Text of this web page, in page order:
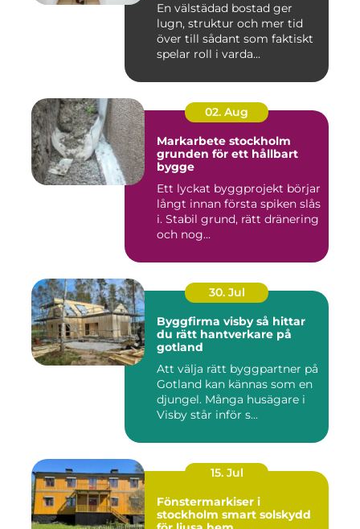
En välstädad bostad ger
lugn, struktur och mer tid
över till sådant som faktiskt
spelar roll i varda...
02. Aug
Markarbete stockholm
grunden för ett hållbart
bygge
Ett lyckat byggprojekt börjar
långt innan första spiken slås
i. Stabil grund, rätt dränering
och nog...
30. Jul
Byggfirma visby så hittar
du rätt hantverkare på
gotland
Att välja rätt byggpartner på
Gotland kan kännas som en
djungel. Många husägare i
Visby står inför s...
15. Jul
Fönstermarkiser i
stockholm smart solskydd